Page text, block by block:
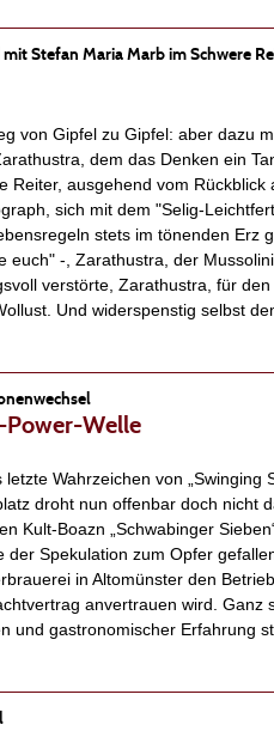
Stefan Maria Marb im Schwere
von Gipfel zu Gipfel: aber dazu
dem das Denken ein
Reiter, ausgehend vom Rückblick
sich mit dem "Selig-
stets im tönenden Erz
euch" -, Zarathustra, der
verstörte, Zarathustra, für
Und widerspenstig selbst
Power-Welle
Wahrzeichen von „Swinging
droht nun offenbar doch nicht
Kult-Boazn „Schwabinger
der Spekulation zum Opfer
in Altomünster den
anvertrauen wird. Ganz
und gastronomischer Erfahrung